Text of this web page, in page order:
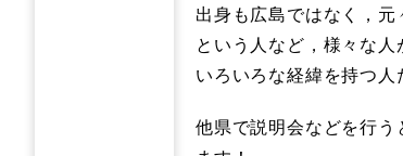
出身も広島ではなく，
という人など，様々な人
いろいろな経緯を持つ人
他県で説明会などを行